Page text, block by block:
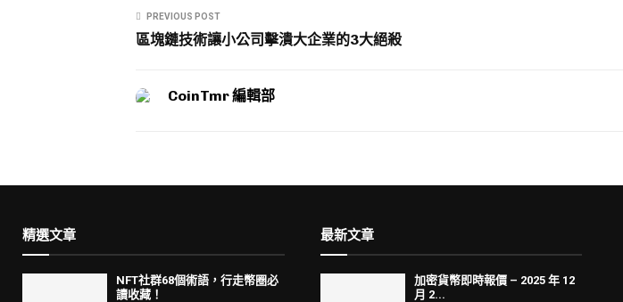
PREVIOUS POST
區塊鏈技術讓小公司擊潰大企業的3大絕殺
CoinTmr 編輯部
精選文章
NFT社群68個術語，行走幣圈必
讀收藏！
最新文章
加密貨幣即時報價 – 2025 年 12
月 2...